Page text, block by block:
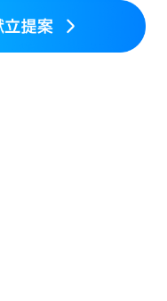
（混合栄養）